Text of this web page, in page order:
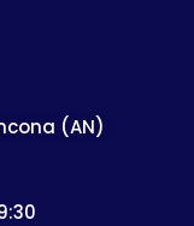
(AN)